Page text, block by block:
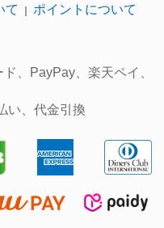
て ポイントについて
、PayPay、楽天ペイ、
い、代金引換